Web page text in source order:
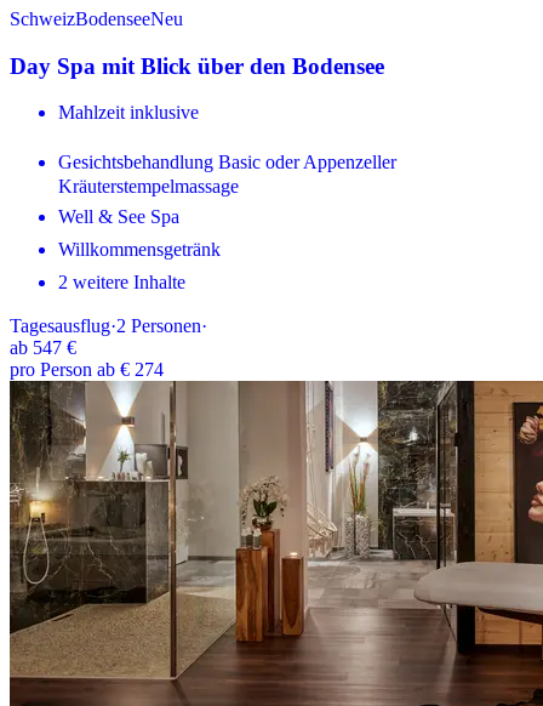
SchweizBodenseeNeu
Day Spa mit Blick über den Bodensee
Mahlzeit inklusive
Gesichtsbehandlung Basic oder Appenzeller
Kräuterstempelmassage
Well & See Spa
Willkommensgetränk
2 weitere Inhalte
Tagesausflug·2 Personen·
ab 547 €
pro Person ab € 274